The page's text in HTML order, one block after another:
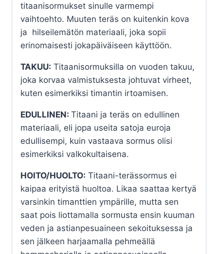
titaanisormukset sinulle varmempi
vaihtoehto. Muuten teräs on kuitenkin kova
ja hilseilemätön materiaali, joka sopii
erinomaisesti jokapäiväiseen käyttöön.
TAKUU: Titaanisormuksilla on vuoden takuu,
joka korvaa valmistuksesta johtuvat virheet,
kuten esimerkiksi timantin irtoamisen.
EDULLINEN: Titaani ja teräs on edullinen
materiaali, eli jopa useita satoja euroja
edullisempi, kuin vastaava sormus olisi
esimerkiksi valkokultaisena.
HOITO/HUOLTO: Titaani-terässormus ei
kaipaa erityistä huoltoa. Likaa saattaa kertyä
varsinkin timanttien ympärille, mutta sen
saat pois liottamalla sormusta ensin kuuman
veden ja astianpesuaineen sekoituksessa ja
sen jälkeen harjaamalla pehmeällä